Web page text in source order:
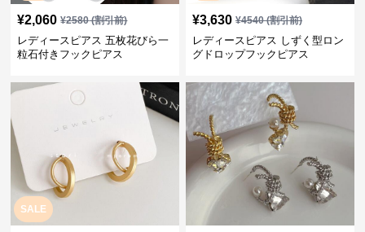
¥2,060 ¥2580(割引前)
レディースピアス 五枚花びら一
粒石付きフックピアス
¥3,630 ¥4540(割引前)
レディースピアス しずく型ロン
グドロップフックピアス
SALE